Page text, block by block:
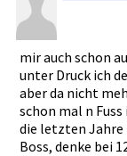
mir auch schon
unter Druck ich
aber da nicht
schon mal n
die letzten Jahre
Boss, denke bei